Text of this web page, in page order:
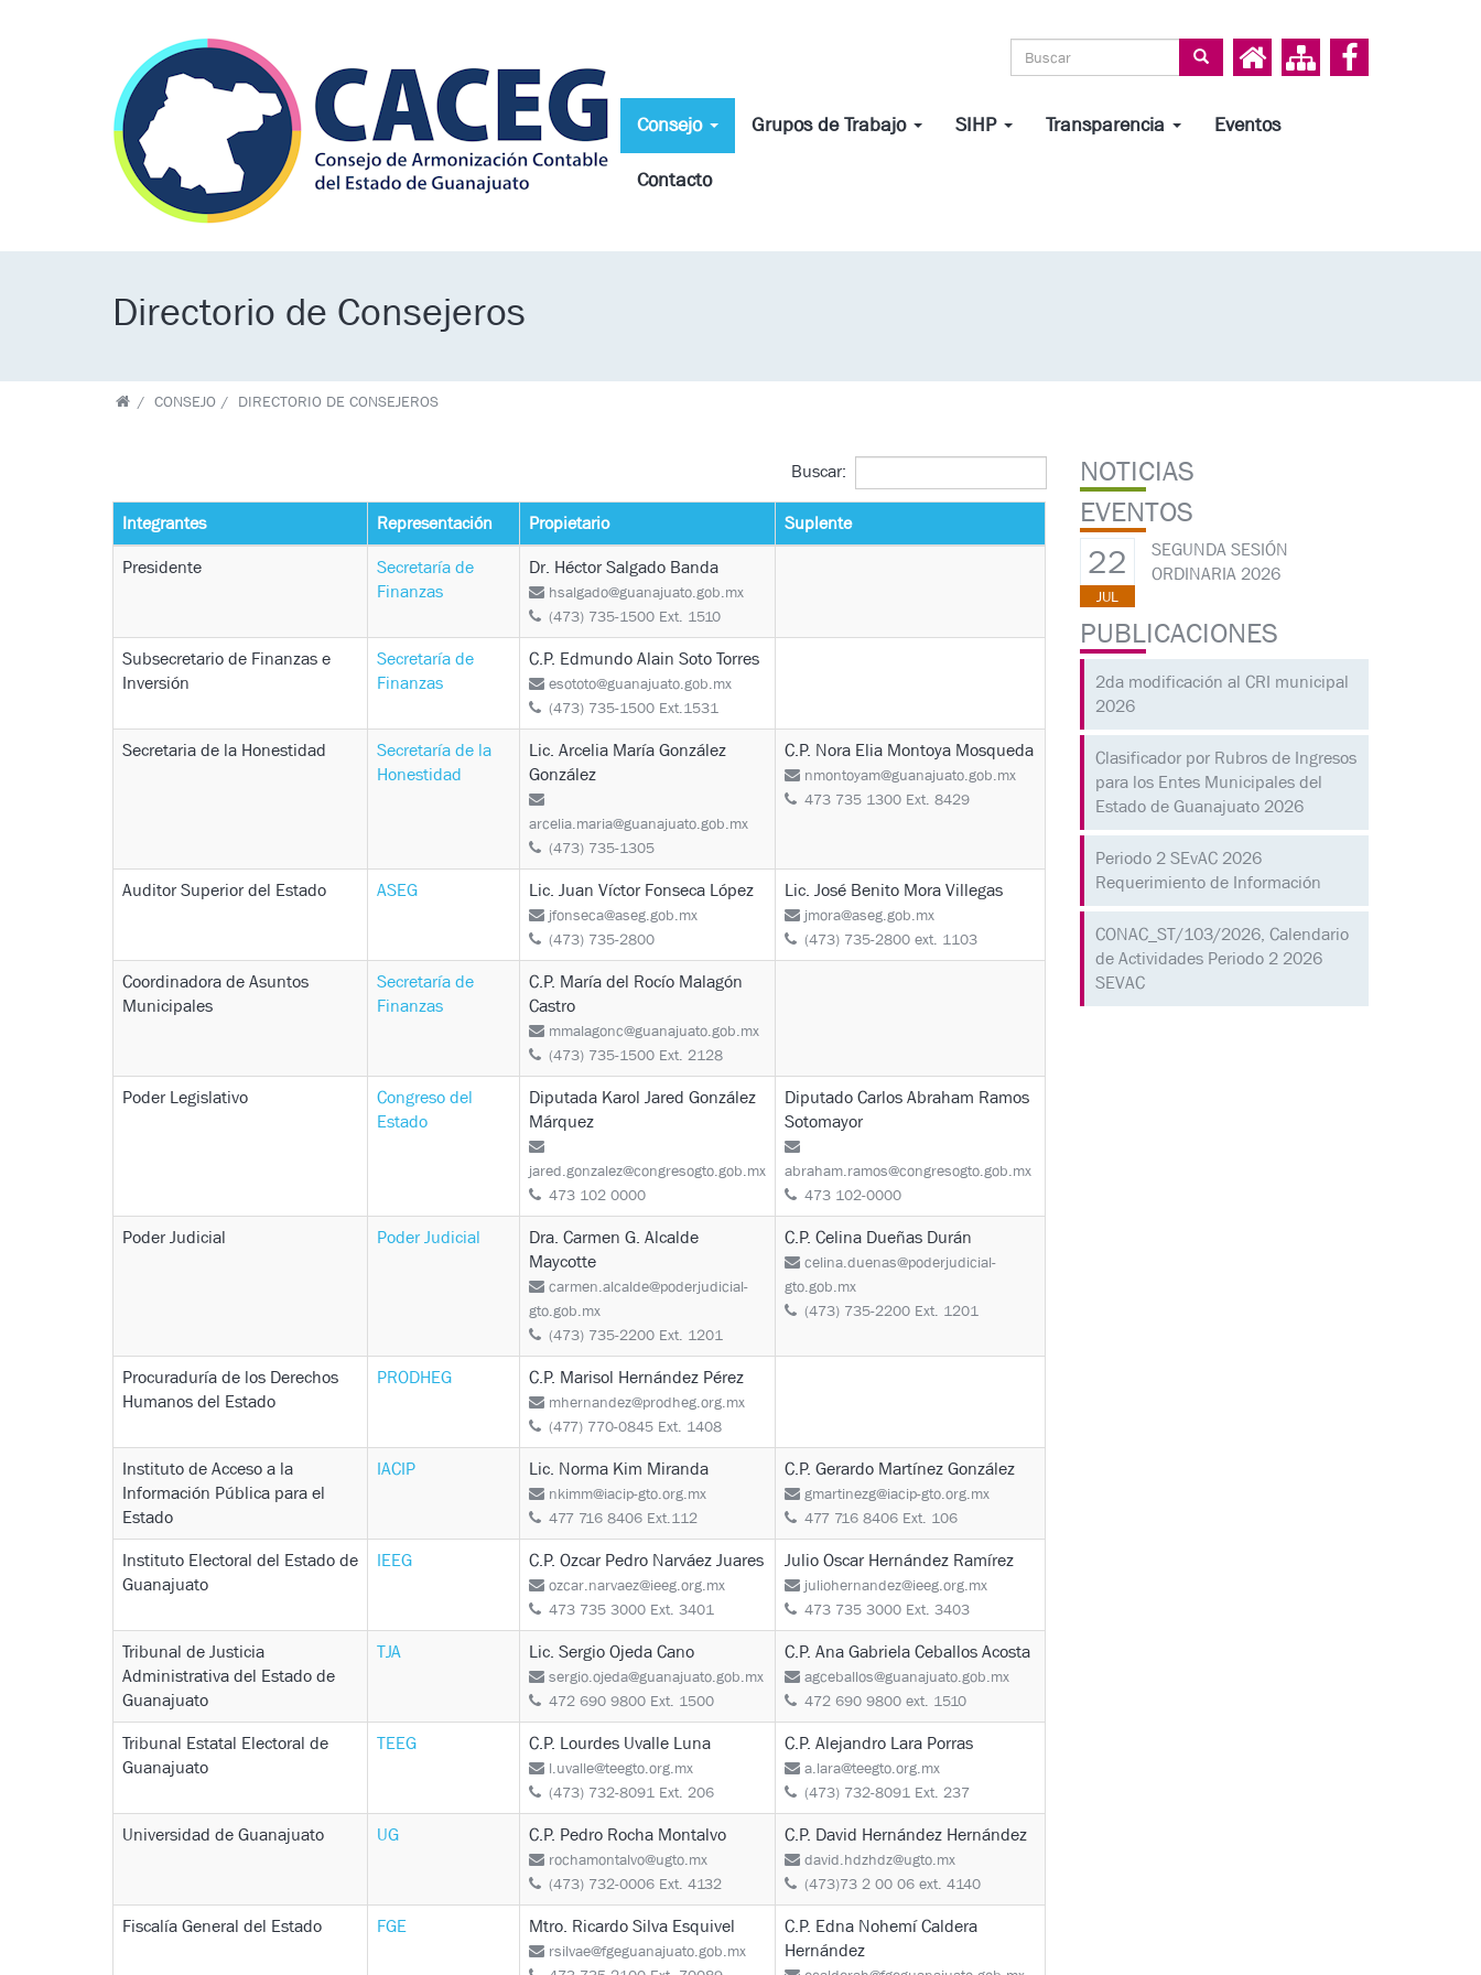
Search form
Consejo Grupos de Trabajo SIHP Transparencia Eventos
Contacto
Directorio de Consejeros
CONSEJO DIRECTORIO DE CONSEJEROS
Buscar:
Integrantes Representación Propietario
Suplente
Presidente
Secretaría de
Finanzas
Dr. Héctor Salgado Banda
hsalgado@guanajuato.gob.mx
(473) 735-1500 Ext. 1510
Subsecretario de Finanzas e
Inversión
Secretaría de
Finanzas
C.P. Edmundo Alain Soto Torres
esototo@guanajuato.gob.mx
(473) 735-1500 Ext.1531
Secretaria de la Honestidad
Secretaría de la
Honestidad
Lic. Arcelia María González
González
arcelia.maria@guanajuato.gob.mx
(473) 735-1305
C.P. Nora Elia Montoya Mosqueda
nmontoyam@guanajuato.gob.mx
473 735 1300 Ext. 8429
Auditor Superior del Estado ASEG Lic. Juan Víctor Fonseca López
jfonseca@aseg.gob.mx
(473) 735-2800
Lic. José Benito Mora Villegas
jmora@aseg.gob.mx
(473) 735-2800 ext. 1103
Coordinadora de Asuntos
Municipales
Secretaría de
Finanzas
C.P. María del Rocío Malagón
Castro
mmalagonc@guanajuato.gob.mx
(473) 735-1500 Ext. 2128
Poder Legislativo
Congreso del
Estado
Diputada Karol Jared González
Márquez
jared.gonzalez@congresogto.gob.mx
473 102 0000
Diputado Carlos Abraham Ramos
Sotomayor
abraham.ramos@congresogto.gob.mx
473 102-0000
Poder Judicial Poder Judicial
Dra. Carmen G. Alcalde
Maycotte
carmen.alcalde@poderjudicial-
gto.gob.mx
(473) 735-2200 Ext. 1201
C.P. Celina Dueñas Durán
celina.duenas@poderjudicial-
gto.gob.mx
(473) 735-2200 Ext. 1201
Procuraduría de los Derechos
Humanos del Estado
PRODHEG C.P. Marisol Hernández Pérez
mhernandez@prodheg.org.mx
(477) 770-0845 Ext. 1408
Instituto de Acceso a la
Información Pública para el
Estado
IACIP Lic. Norma Kim Miranda
nkimm@iacip-gto.org.mx
477 716 8406 Ext.112
C.P. Gerardo Martínez González
gmartinezg@iacip-gto.org.mx
477 716 8406 Ext. 106
Instituto Electoral del Estado de
Guanajuato
IEEG C.P. Ozcar Pedro Narváez Juares
ozcar.narvaez@ieeg.org.mx
473 735 3000 Ext. 3401
Julio Oscar Hernández Ramírez
juliohernandez@ieeg.org.mx
473 735 3000 Ext. 3403
Tribunal de Justicia
Administrativa del Estado de
Guanajuato
TJA Lic. Sergio Ojeda Cano
sergio.ojeda@guanajuato.gob.mx
472 690 9800 Ext. 1500
C.P. Ana Gabriela Ceballos Acosta
agceballos@guanajuato.gob.mx
472 690 9800 ext. 1510
Tribunal Estatal Electoral de
Guanajuato
TEEG C.P. Lourdes Uvalle Luna
l.uvalle@teegto.org.mx
(473) 732-8091 Ext. 206
C.P. Alejandro Lara Porras
a.lara@teegto.org.mx
(473) 732-8091 Ext. 237
Universidad de Guanajuato UG C.P. Pedro Rocha Montalvo
rochamontalvo@ugto.mx
(473) 732-0006 Ext. 4132
C.P. David Hernández Hernández
david.hdzhdz@ugto.mx
(473)73 2 00 06 ext. 4140
Fiscalía General del Estado FGE Mtro. Ricardo Silva Esquivel
rsilvae@fgeguanajuato.gob.mx
C.P. Edna Nohemí Caldera
Hernández
NOTICIAS
EVENTOS
22
JUL
SEGUNDA SESIÓN
ORDINARIA 2026
PUBLICACIONES
2da modificación al CRI municipal
2026
Clasificador por Rubros de Ingresos
para los Entes Municipales del
Estado de Guanajuato 2026
Periodo 2 SEvAC 2026
Requerimiento de Información
CONAC_ST/103/2026, Calendario
de Actividades Periodo 2 2026
SEVAC